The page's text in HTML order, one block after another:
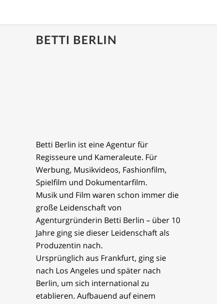
BETTI BERLIN
Betti Berlin ist eine Agentur für
Regisseure und Kameraleute. Für
Werbung, Musikvideos, Fashionfilm,
Spielfilm und Dokumentarfilm.
Musik und Film waren schon immer die
große Leidenschaft von
Agenturgründerin Betti Berlin – über 10
Jahre ging sie dieser Leidenschaft als
Produzentin nach.
Ursprünglich aus Frankfurt, ging sie
nach Los Angeles und später nach
Berlin, um sich international zu
etablieren. Aufbauend auf einem